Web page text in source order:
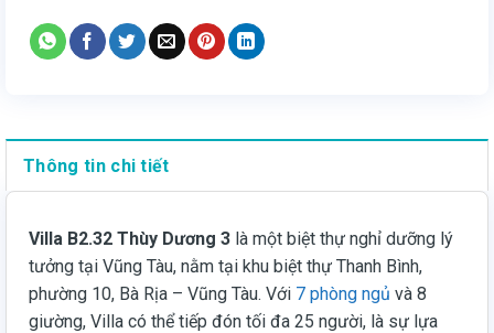
Thông tin chi tiết
Villa B2.32 Thùy Dương 3 là một biệt thự nghỉ dưỡng lý
tưởng tại Vũng Tàu, nằm tại khu biệt thự Thanh Bình,
phường 10, Bà Rịa – Vũng Tàu. Với 7 phòng ngủ và 8
giường, Villa có thể tiếp đón tối đa 25 người, là sự lựa